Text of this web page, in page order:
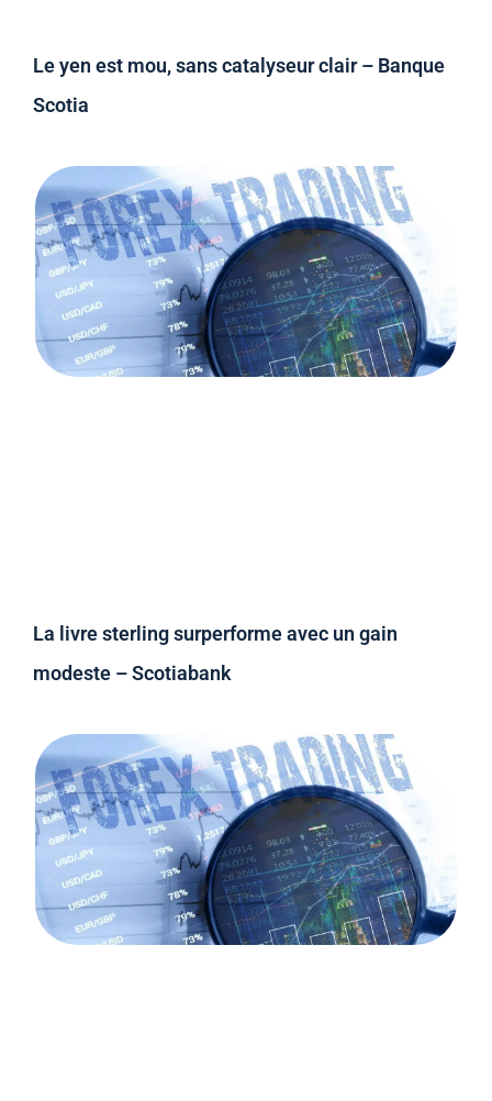
Le yen est mou, sans catalyseur clair – Banque
Scotia
La livre sterling surperforme avec un gain
modeste – Scotiabank